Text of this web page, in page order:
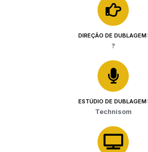
DIREÇÃO DE DUBLAGEM:
?
ESTÚDIO DE DUBLAGEM:
Technisom